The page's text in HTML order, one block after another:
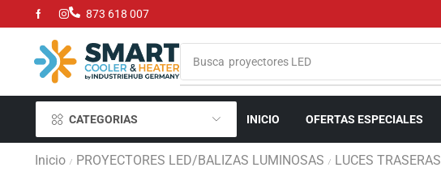
873 618 007
Busca proyectores LED
CATEGORIAS INICIO OFERTAS ESPECIALES
Inicio / PROYECTORES LED/BALIZAS LUMINOSAS / LUCES TRASERAS